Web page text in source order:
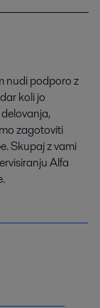
nudi podporo z
koli jo
zagotoviti
Skupaj z vami
Alfa
storitev